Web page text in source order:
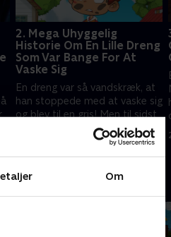
Om
2. Mega Uhyggelig
Historie Om En Lille Dreng
Som Var Bange For At
Vaske Sig
En dreng var så vandskræk, at
han stoppede med at vaske sig
og blev til en gris! Men til sidst
indså han, at vand slet ikke er
farligt, men faktisk er sjovt!.